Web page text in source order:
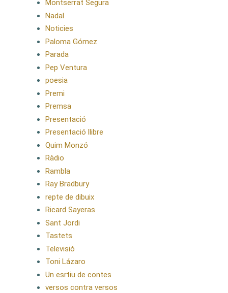
Montserrat Segura
Nadal
Noticies
Paloma Gómez
Parada
Pep Ventura
poesia
Premi
Premsa
Presentació
Presentació llibre
Quim Monzó
Ràdio
Rambla
Ray Bradbury
repte de dibuix
Ricard Sayeras
Sant Jordi
Tastets
Televisió
Toni Lázaro
Un esrtiu de contes
versos contra versos